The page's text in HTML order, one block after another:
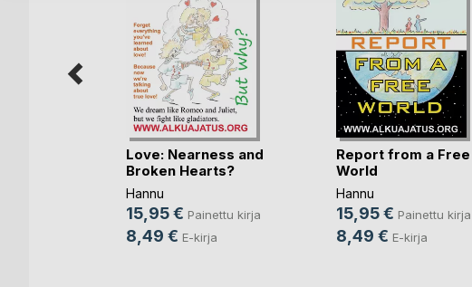
Love: Nearness and
Broken Hearts?
Hannu
15,95 € Painettu kirja
8,49 € E-kirja
Report from a Free
World
Hannu
15,95 € Painettu kirja
8,49 € E-kirja